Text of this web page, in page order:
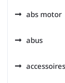
abs motor
abus
accessoires